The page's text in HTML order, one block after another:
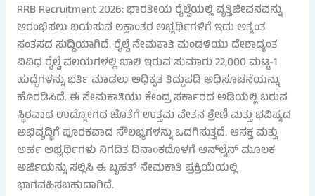
RRB Recruitment 2026: ಭಾರತೀಯ ರೈಲ್ವೆಯಲ್ಲಿ ವೃತ್ತಿಜೀವನವನ್ನು
ಆರಂಭಿಸಲು ಬಯಸುವ ಲಕ್ಷಾಂತರ ಅಭ್ಯರ್ಥಿಗಳಿಗೆ ಇದು ಅತ್ಯಂತ
ಸಂತಸದ ಸುದ್ದಿಯಾಗಿದೆ. ರೈಲ್ವೆ ನೇಮಕಾತಿ ಮಂಡಳಿಯು ದೇಶಾದ್ಯಂತ
ವಿವಿಧ ರೈಲ್ವೆ ವಲಯಗಳಲ್ಲಿ ಖಾಲಿ ಇರುವ ಸುಮಾರು 22,000 ಮಟ್ಟ-1
ಹುದ್ದೆಗಳನ್ನು ಭರ್ತಿ ಮಾಡಲು ಅಧಿಕೃತ ತಿದ್ದುಪಡಿ ಅಧಿಸೂಚನೆಯನ್ನು
ಹೊರಡಿಸಿದೆ. ಈ ನೇಮಕಾತಿಯು ಕೇಂದ್ರ ಸರ್ಕಾರದ ಅಡಿಯಲ್ಲಿ ಬರುವ
ಸ್ಥಿರವಾದ ಉದ್ಯೋಗದ ಜೊತೆಗೆ ಉತ್ತಮ ವೇತನ ಶ್ರೇಣಿ ಮತ್ತು ಭವಿಷ್ಯದ
ಅಭಿವೃದ್ಧಿಗೆ ಪೂರಕವಾದ ಸೌಲಭ್ಯಗಳನ್ನು ಒದಗಿಸುತ್ತದೆ. ಆಸಕ್ತ ಮತ್ತು
ಅರ್ಹ ಅಭ್ಯರ್ಥಿಗಳು ನಿಗದಿತ ದಿನಾಂಕದೊಳಗೆ ಆನ್‌ಲೈನ್ ಮೂಲಕ
ಅರ್ಜಿಯನ್ನು ಸಲ್ಲಿಸಿ ಈ ಬೃಹತ್ ನೇಮಕಾತಿ ಪ್ರಕ್ರಿಯೆಯಲ್ಲಿ
ಭಾಗವಹಿಸಬಹುದಾಗಿದೆ.